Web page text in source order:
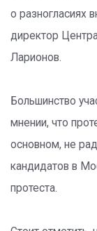
о разногласиях
директор
Ларионов.
Большинство
мнении, что
основном, не
кандидатов в
протеста.